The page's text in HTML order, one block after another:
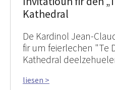
Kathedral
De Kardinol Jean-
fir um feierlechen "Te
Kathedral
liesen >